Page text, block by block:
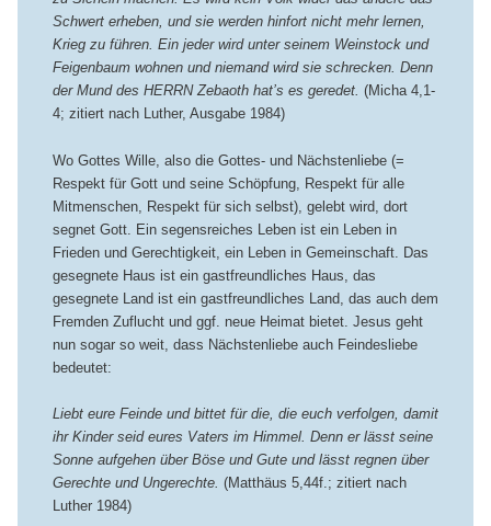
Schwert erheben, und sie werden hinfort nicht mehr lernen,
Krieg zu führen. Ein jeder wird unter seinem Weinstock und
Feigenbaum wohnen und niemand wird sie schrecken. Denn
der Mund des HERRN Zebaoth hat’s es geredet. (Micha 4,1-
4; zitiert nach Luther, Ausgabe 1984)
Wo Gottes Wille, also die Gottes- und Nächstenliebe (=
Respekt für Gott und seine Schöpfung, Respekt für alle
Mitmenschen, Respekt für sich selbst), gelebt wird, dort
segnet Gott. Ein segensreiches Leben ist ein Leben in
Frieden und Gerechtigkeit, ein Leben in Gemeinschaft. Das
gesegnete Haus ist ein gastfreundliches Haus, das
gesegnete Land ist ein gastfreundliches Land, das auch dem
Fremden Zuflucht und ggf. neue Heimat bietet. Jesus geht
nun sogar so weit, dass Nächstenliebe auch Feindesliebe
bedeutet:
Liebt eure Feinde und bittet für die, die euch verfolgen, damit
ihr Kinder seid eures Vaters im Himmel. Denn er lässt seine
Sonne aufgehen über Böse und Gute und lässt regnen über
Gerechte und Ungerechte. (Matthäus 5,44f.; zitiert nach
Luther 1984)